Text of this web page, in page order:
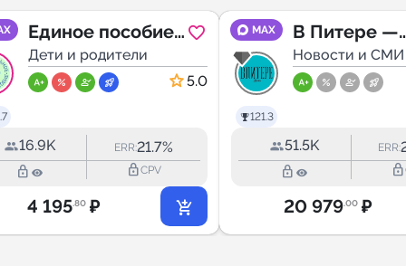
Единое пособие |
ПОСОБИЯ
Дети и родители
5.0
16.9K ERR:21.7%
lock_outline lock_outlineCPV
4 195.80 ₽
MAX
121.3
В Питере —
жить!
Новости и СМИ
51.5K ERR:
lock_outline lock_outline
20 979.00 ₽